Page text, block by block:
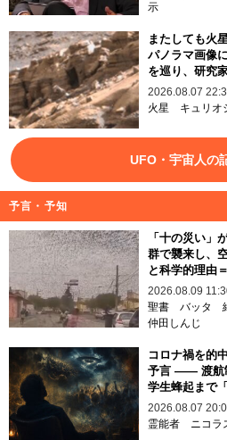
示
またしても火
パノラマ画像
を巡り、研究
2026.08.07
火星
キュリ
UFO・宇宙人の
予言・予知
「十の災い」
群で襲来し、
と科学的理由
2026.08.09
聖書 バッタ
仲田しんじ
コロナ禍を的
予言 —— 渡航
学生蜂起まで
2026.08.07
霊能者
ニコラ